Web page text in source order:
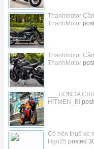
Thanhmotor
ThanhMotor
Thanhmotor
ThanhMotor
___HONDA
HITMEN_Bi
Có nên thuê xe
Hgo25 posted